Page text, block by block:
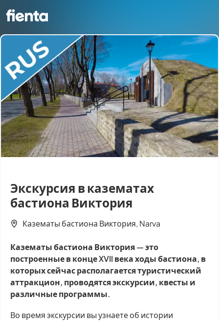
Экскурсия в казематах
бастиона Виктория
Казематы бастиона Виктория, Narva
Казематы бастиона Виктория — это
построенные в конце XVII века ходы бастиона, в
которых сейчас располагается туристический
аттракцион, проводятся экскурсии, квесты и
различные программы.
Во время экскурсии вы узнаете об истории